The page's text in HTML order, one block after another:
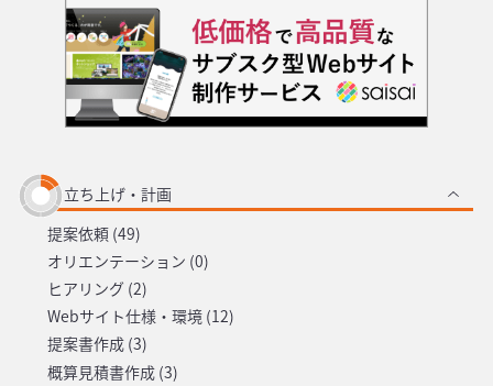
立ち上げ・計画
提案依頼 (49)
オリエンテーション (0)
ヒアリング (2)
Webサイト仕様・環境 (12)
提案書作成 (3)
概算見積書作成 (3)